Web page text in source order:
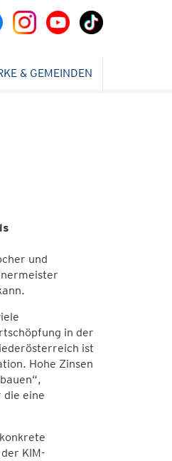
& GEMEINDEN
und
in der
ist
Hohe Zinsen
die eine
KIM-